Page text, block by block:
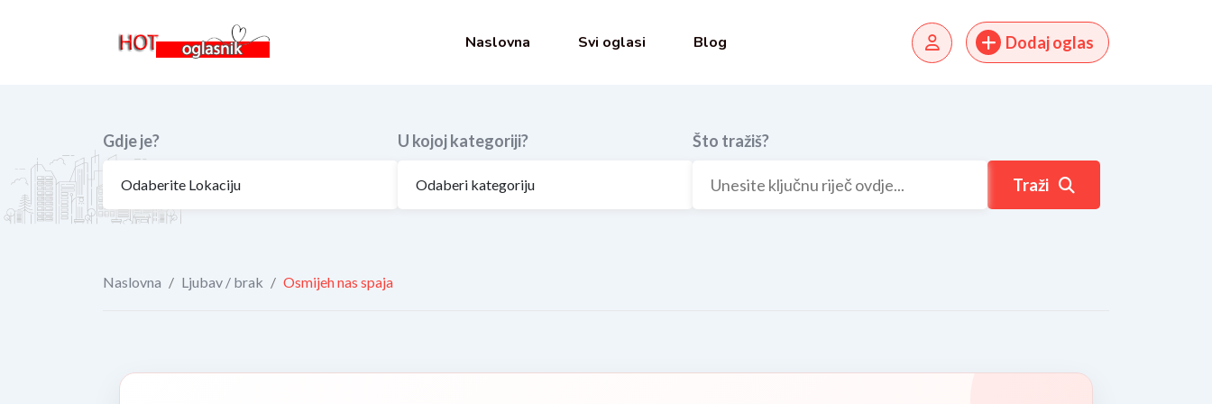
Naslovna Svi oglasi Blog Dodaj oglas
Gdje je? U kojoj kategoriji? Što tražiš?
Traži
Naslovna / Ljubav / brak / Osmijeh nas spaja